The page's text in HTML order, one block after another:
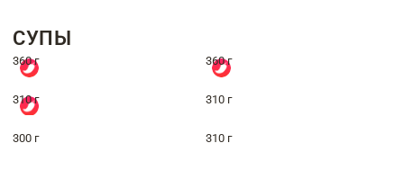
СУПЫ
360 г 360 г
310 г 310 г
300 г 310 г